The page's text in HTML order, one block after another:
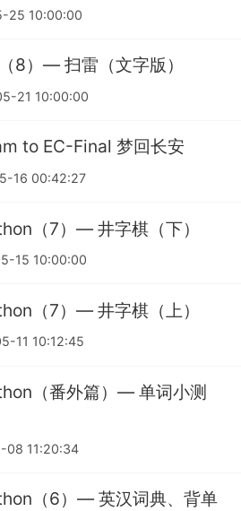
25 10:00:00
8）— 扫雷（文字版）
21 10:00:00
to EC-Final 梦回长安
16 00:42:27
（7）— 井字棋（下）
15 10:00:00
（7）— 井字棋（上）
11 10:12:45
（番外篇）— 单词小测
08 11:20:34
（6）— 英汉词典、背单